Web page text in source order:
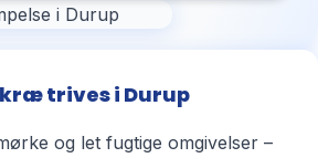
trives i Durup
og let fugtige omgivelser –